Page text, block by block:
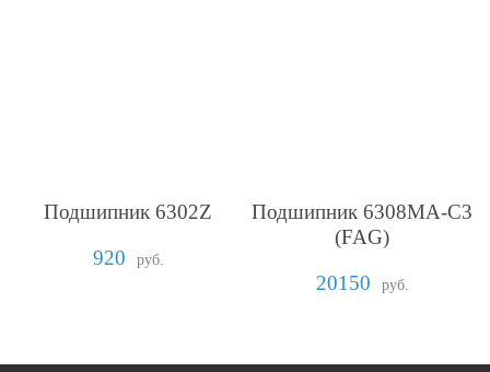
Подшипник 6302Z
920
руб.
Подшипник 6308MA-C3
(FAG)
20150
руб.